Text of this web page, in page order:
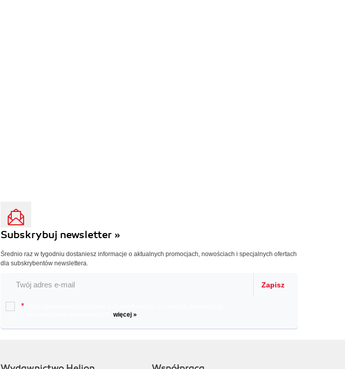
Subskrybuj newsletter »
Średnio raz w tygodniu dostaniesz informacje o aktualnych promocjach, nowościach i specjalnych ofertach
dla subskrybentów newslettera.
Zapisz
*
więcej »